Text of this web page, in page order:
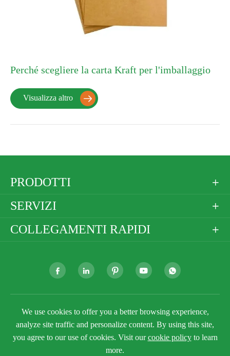
Perché scegliere la carta Kraft per l'imballaggio
Visualizza altro 
PRODOTTI 
SERVIZI 
COLLEGAMENTI RAPIDI 
    
Copyright ©Golden Paper Company LimitedTutti i
diritti riservati.
Sitemap
Politica sulla Privacy

We use cookies to offer you a better browsing experience,
analyze site traffic and personalize content. By using this site,
you agree to our use of cookies. Visit ourcookie policyto learn
more.